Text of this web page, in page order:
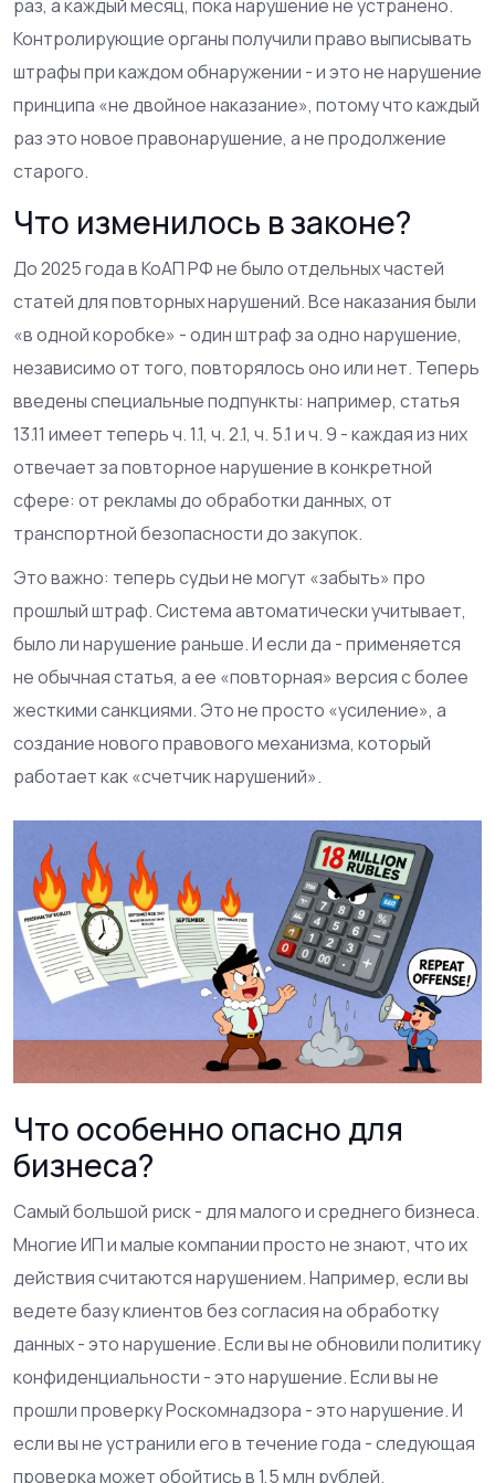
раз, а каждый месяц, пока нарушение не устранено.
Контролирующие органы получили право выписывать
штрафы при каждом обнаружении - и это не нарушение
принципа «не двойное наказание», потому что каждый
раз это новое правонарушение, а не продолжение
старого.
Что изменилось в законе?
До 2025 года в КоАП РФ не было отдельных частей
статей для повторных нарушений. Все наказания были
«в одной коробке» - один штраф за одно нарушение,
независимо от того, повторялось оно или нет. Теперь
введены специальные подпункты: например, статья
13.11 имеет теперь ч. 1.1, ч. 2.1, ч. 5.1 и ч. 9 - каждая из них
отвечает за повторное нарушение в конкретной
сфере: от рекламы до обработки данных, от
транспортной безопасности до закупок.
Это важно: теперь судьи не могут «забыть» про
прошлый штраф. Система автоматически учитывает,
было ли нарушение раньше. И если да - применяется
не обычная статья, а ее «повторная» версия с более
жесткими санкциями. Это не просто «усиление», а
создание нового правового механизма, который
работает как «счетчик нарушений».
Что особенно опасно для
бизнеса?
Самый большой риск - для малого и среднего бизнеса.
Многие ИП и малые компании просто не знают, что их
действия считаются нарушением. Например, если вы
ведете базу клиентов без согласия на обработку
данных - это нарушение. Если вы не обновили политику
конфиденциальности - это нарушение. Если вы не
прошли проверку Роскомнадзора - это нарушение. И
если вы не устранили его в течение года - следующая
проверка может обойтись в 1,5 млн рублей.